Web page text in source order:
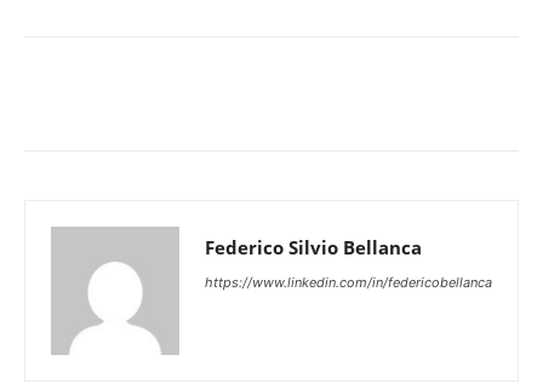
Federico Silvio Bellanca
https://www.linkedin.com/in/federicobellanca